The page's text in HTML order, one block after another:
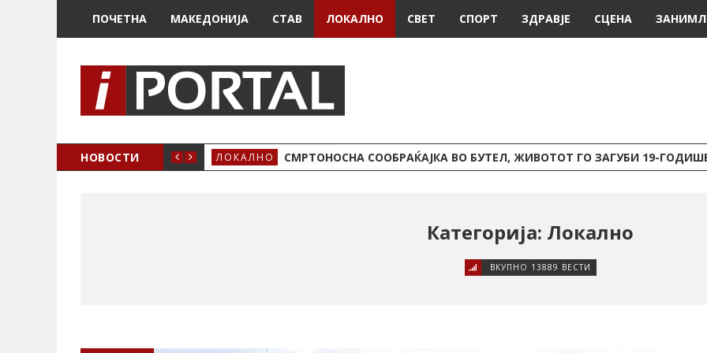
ПОЧЕТНА МАКЕДОНИЈА СТАВ ЛОКАЛНО СВЕТ СПОРТ ЗДРАВЈЕ СЦЕНА
НОВОСТИ ЛОКАЛНО СМРТОНОСНА СООБРАЌАЈКА ВО БУТЕЛ, ЖИВОТОТ ГО ЗАГУБИ 19-
Категорија: Локално
ВКУПНО 13889 ВЕСТИ